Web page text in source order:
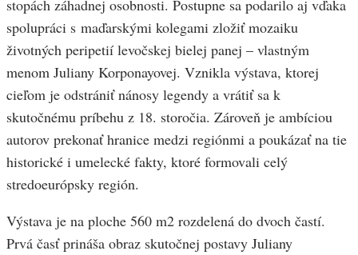
stopách záhadnej osobnosti. Postupne sa podarilo aj vďaka
spolupráci s maďarskými kolegami zložiť mozaiku
životných peripetií levočskej bielej panej – vlastným
menom Juliany Korponayovej. Vznikla výstava, ktorej
cieľom je odstrániť nánosy legendy a vrátiť sa k
skutočnému príbehu z 18. storočia. Zároveň je ambíciou
autorov prekonať hranice medzi regiónmi a poukázať na tie
historické i umelecké fakty, ktoré formovali celý
stredoeurópsky región.
Výstava je na ploche 560 m2 rozdelená do dvoch častí.
Prvá časť prináša obraz skutočnej postavy Juliany